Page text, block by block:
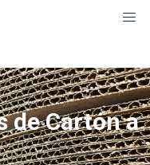
de Cartón a